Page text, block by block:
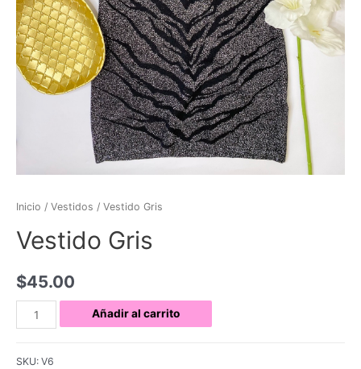
Inicio / Vestidos / Vestido Gris
Vestido Gris
$45.00
Vestido
Gris
Añadir al carrito
SKU: V6